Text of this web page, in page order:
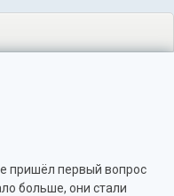
пришёл первый вопрос
больше, они стали